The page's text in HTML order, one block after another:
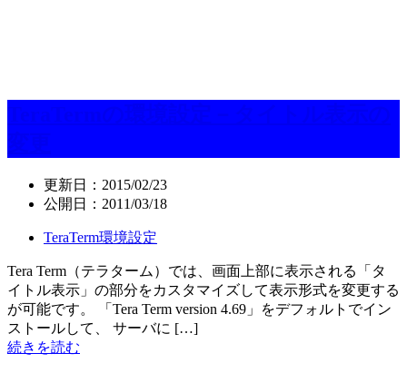
更新日： 2015/02/23
公開日： 2011/03/18
TeraTerm環境設定
Tera Term（テラターム）では、画面上部に表示される「タ
イトル表示」の部分をカスタマイズして表示形式を変更する
が可能です。 「Tera Term version 4.69」をデフォルトでイン
ストールして、 サーバに […]
続きを読む